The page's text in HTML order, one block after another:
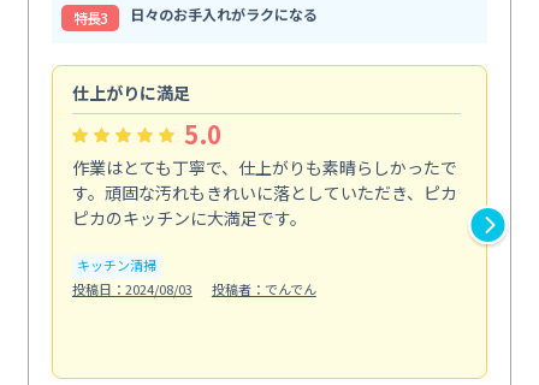
特⻑3
日々のお手入れがラクになる
仕上がりに満足
5.0
作業はとても丁寧で、仕上がりも素晴らしかったで
す。頑固な汚れもきれいに落としていただき、ピカ
ピカのキッチンに大満足です。
キッチン清掃
投稿日：2024/08/03
投稿者：でんでん